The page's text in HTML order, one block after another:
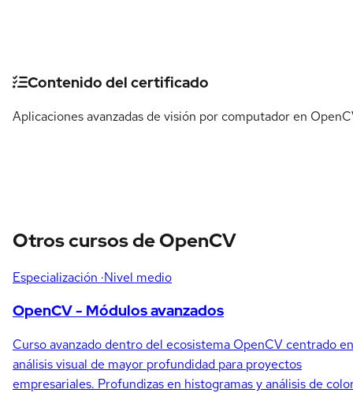
Detalles del curso
Contenido del certificado
Aplicaciones avanzadas de visión por computador en
Otros cursos de OpenCV
Especialización ·Nivel medio
OpenCV - Módulos avanzados
Curso avanzado dentro del ecosistema OpenCV centrado en
análisis visual de mayor profundidad para proyectos
empresariales. Profundizas en histogramas y análisis de